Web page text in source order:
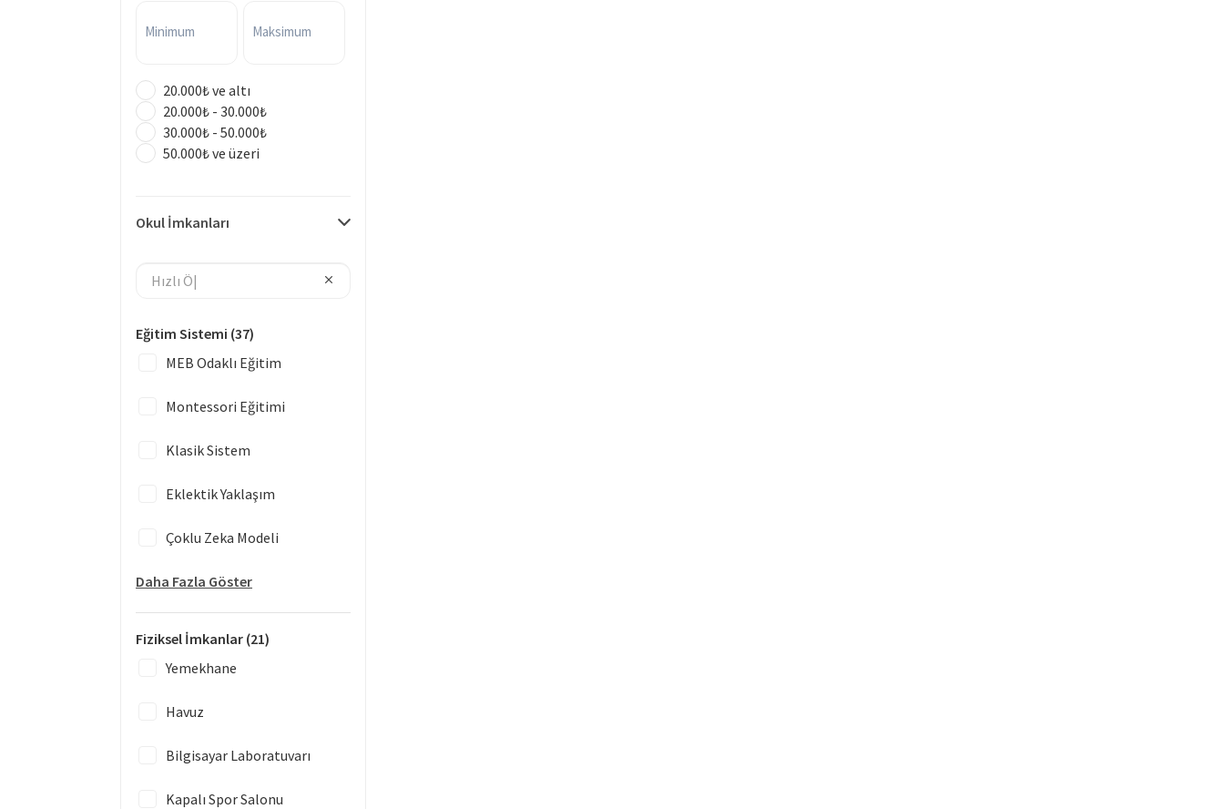
Minimum Maksimum
20.000₺ ve altı
20.000₺ - 30.000₺
30.000₺ - 50.000₺
50.000₺ ve üzeri
Okul İmkanları
Eğitim Sistemi (37)
MEB Odaklı Eğitim
Montessori Eğitimi
Klasik Sistem
Eklektik Yaklaşım
Çoklu Zeka Modeli
Daha Fazla Göster
Fiziksel İmkanlar (21)
Yemekhane
Havuz
Bilgisayar Laboratuvarı
Kapalı Spor Salonu